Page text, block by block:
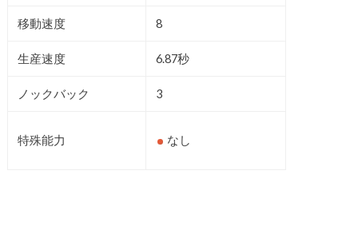
移動速度 8
生産速度 6.87秒
ノックバック 3
特殊能力 なし